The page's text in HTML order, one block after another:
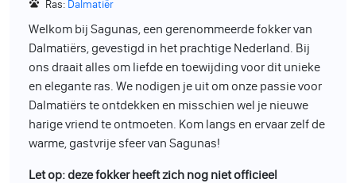
Ras: Dalmatiër
Welkom bij Sagunas, een gerenommeerde fokker van
Dalmatiërs, gevestigd in het prachtige Nederland. Bij
ons draait alles om liefde en toewijding voor dit unieke
en elegante ras. We nodigen je uit om onze passie voor
Dalmatiërs te ontdekken en misschien wel je nieuwe
harige vriend te ontmoeten. Kom langs en ervaar zelf de
warme, gastvrije sfeer van Sagunas!
Let op: deze fokker heeft zich nog niet officieel